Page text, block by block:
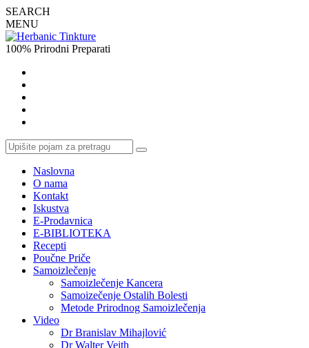
SEARCH
MENU
100% Prirodni Preparati
Naslovna
O nama
Kontakt
Iskustva
E-Prodavnica
E-BIBLIOTEKA
Recepti
Poučne Priče
Samoizlečenje
Samoizlečenje Kancera
Samoizečenje Ostalih Bolesti
Metode Prirodnog Samoizlečenja
Video
Dr Branislav Mihajlović
Dr Walter Veith